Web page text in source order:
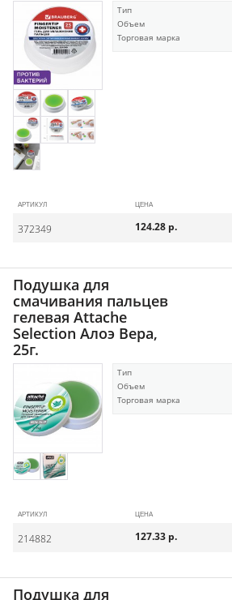
Тип
Объем
Торговая марка
АРТИКУЛ ЦЕНА
372349 124.28 р.
Подушка для
смачивания пальцев
гелевая Attache
Selection Алоэ Вера,
25г.
Тип
Объем
Торговая марка
АРТИКУЛ ЦЕНА
214882 127.33 р.
Подушка для